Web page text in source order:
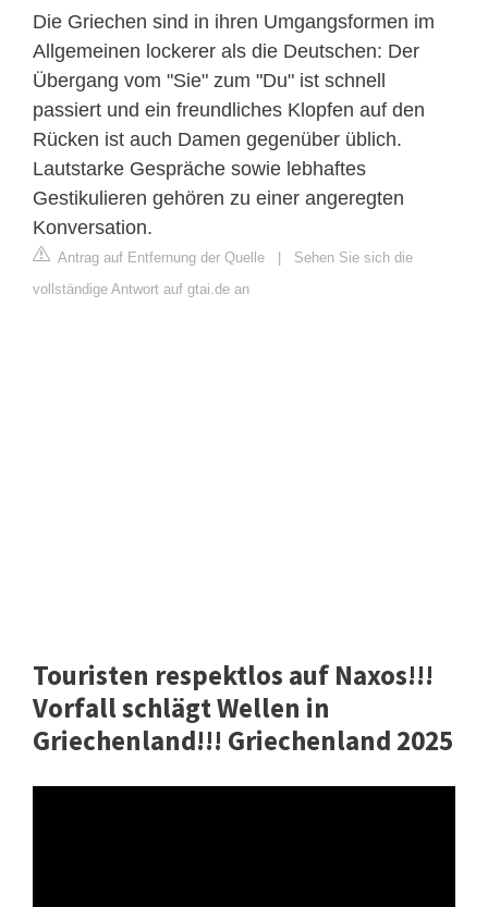
Die Griechen sind in ihren Umgangsformen im
Allgemeinen lockerer als die Deutschen: Der
Übergang vom "Sie" zum "Du" ist schnell
passiert und ein freundliches Klopfen auf den
Rücken ist auch Damen gegenüber üblich.
Lautstarke Gespräche sowie lebhaftes
Gestikulieren gehören zu einer angeregten
Konversation.
Antrag auf Entfernung der Quelle
Sehen Sie sich die
vollständige Antwort auf gtai.de an
Touristen respektlos auf Naxos!!!
Vorfall schlägt Wellen in
Griechenland!!! Griechenland 2025